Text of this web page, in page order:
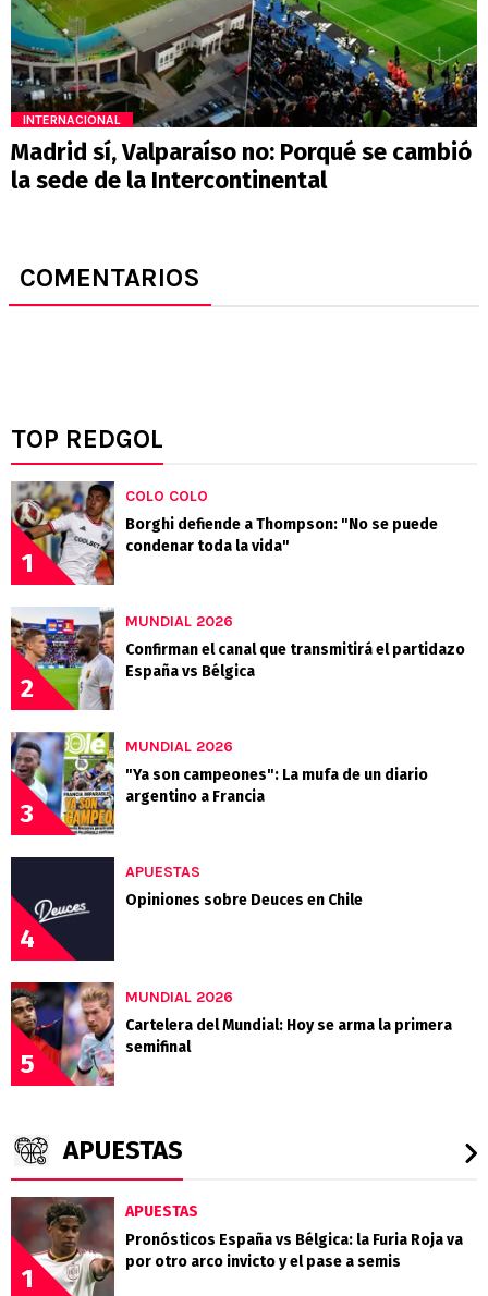
INTERNACIONAL
Madrid sí, Valparaíso no: Porqué se cambió
la sede de la Intercontinental
COMENTARIOS
TOP REDGOL
1
COLO COLO
Borghi defiende a Thompson: "No se puede
condenar toda la vida"
2
MUNDIAL 2026
Confirman el canal que transmitirá el partidazo
España vs Bélgica
3
MUNDIAL 2026
"Ya son campeones": La mufa de un diario
argentino a Francia
4
APUESTAS
Opiniones sobre Deuces en Chile
5
MUNDIAL 2026
Cartelera del Mundial: Hoy se arma la primera
semifinal
APUESTAS
1
APUESTAS
Pronósticos España vs Bélgica: la Furia Roja va
por otro arco invicto y el pase a semis